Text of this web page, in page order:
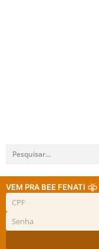
VEM PRA BEE FENATI